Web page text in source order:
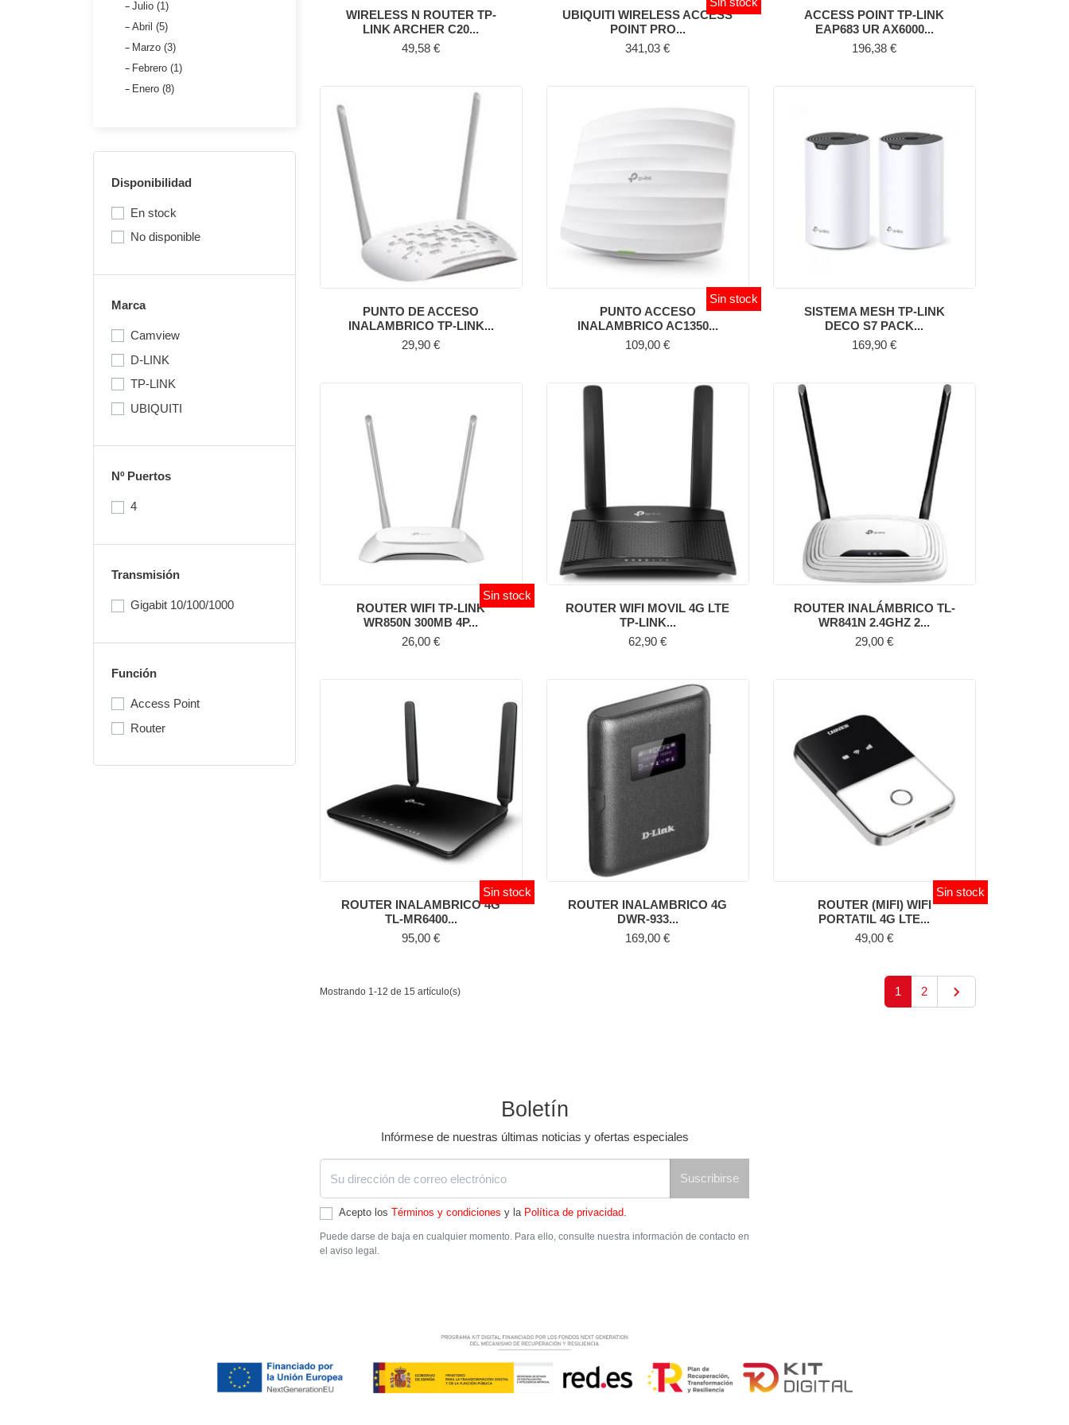
Julio (1)
Abril (5)
Marzo (3)
Febrero (1)
Enero (8)
Disponibilidad
En stock
No disponible
Marca
Camview
D-LINK
TP-LINK
UBIQUITI
Nº Puertos
4
Transmisión
Gigabit 10/100/1000
Función
Access Point
Router
WIRELESS N ROUTER TP-
LINK ARCHER C20...
Precio
49,58 €
UBIQUITI WIRELESS ACCESS
POINT PRO...
Precio
341,03 €
ACCESS POINT TP-LINK
EAP683 UR AX6000...
Precio
196,38 €
PUNTO DE ACCESO
INALAMBRICO TP-LINK...
Precio
29,90 €
PUNTO ACCESO
INALAMBRICO AC1350...
Sin stock
Precio
109,00 €
SISTEMA MESH TP-LINK
DECO S7 PACK...
Precio
169,90 €
ROUTER WIFI TP-LINK
WR850N 300MB 4P...
Sin stock
Precio
26,00 €
ROUTER WIFI MOVIL 4G LTE
TP-LINK...
Precio
62,90 €
ROUTER INALÁMBRICO TL-
WR841N 2.4GHZ 2...
Precio
29,00 €
ROUTER INALAMBRICO 4G
TL-MR6400...
Sin stock
Precio
95,00 €
ROUTER INALAMBRICO 4G
DWR-933...
Precio
169,00 €
ROUTER (MIFI) WIFI
PORTATIL 4G LTE...
Sin stock
Precio
49,00 €
Mostrando 1-12 de 15 artículo(s) 1 2 Siguiente

Boletín
Infórmese de nuestras últimas noticias y ofertas especiales
Suscribirse
Acepto los Términos y condiciones y la Política de privacidad.
Puede darse de baja en cualquier momento. Para ello, consulte nuestra información de contacto en
el aviso legal.